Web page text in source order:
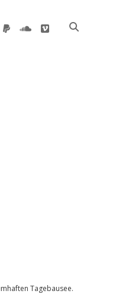
paypalsoundcloud
vimeo
Tagebausee.